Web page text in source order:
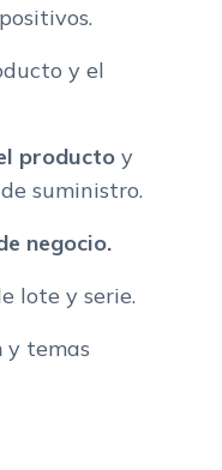
y el
producto y
suministro.
negocio.
lote y serie.
y temas